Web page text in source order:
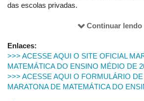
das escolas privadas.
estejam cursando o ensino médio
equipes;
As inscrições das equipes deverão
exclusivamente pelo formulário
https://forms.gle/
Continuar lendo
Enlaces:
>>> ACESSE AQUI O SITE OFICIAL
MATEMÁTICA DO ENSINO MÉDIO DE
>>> ACESSE AQUI O FORMULÁRIO
MARATONA DE MATEMÁTICA DO